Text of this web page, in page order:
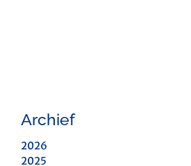
Archief
2026
2025